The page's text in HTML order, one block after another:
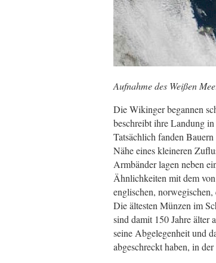
Aufnahme des Weißen
Die Wikinger begannen
beschreibt ihre Landung
Tatsächlich fanden
Nähe eines kleineren
Armbänder lagen neben
Ähnlichkeiten mit dem
englischen, norwegischen,
Die ältesten Münzen im
sind damit 150 Jahre älter
seine Abgelegenheit und
abgeschreckt haben, in